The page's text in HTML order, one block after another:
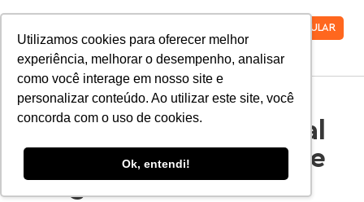
Utilizamos cookies para oferecer melhor
experiência, melhorar o desempenho, analisar
como você interage em nosso site e
personalizar conteúdo. Ao utilizar este site, você
concorda com o uso de cookies.
Ok, entendi!
VESTIBULAR
Revista JusFaro – Edital
Aberto Para Seleção de
Artigos